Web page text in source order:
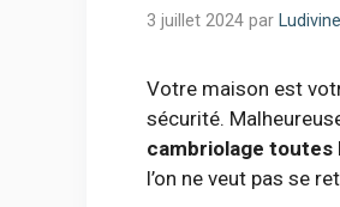
3 juillet 2024 par Ludivine
Votre maison est
sécurité.
cambriolage toutes
l’on ne veut pas se